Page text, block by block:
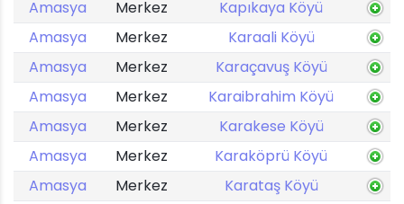
Amasya
Merkez
Kapıkaya Köyü
Amasya
Merkez
Karaali Köyü
Amasya
Merkez
Karaçavuş Köyü
Amasya
Merkez
Karaibrahim Köyü
Amasya
Merkez
Karakese Köyü
Amasya
Merkez
Karaköprü Köyü
Amasya
Merkez
Karataş Köyü